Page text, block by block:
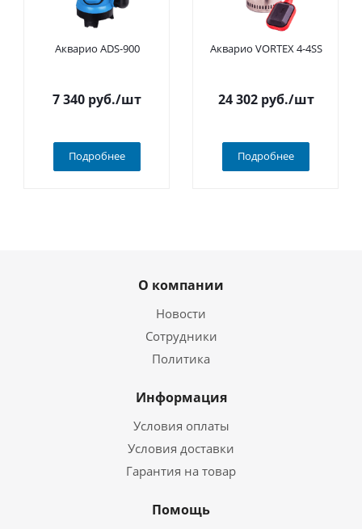
Акварио ADS-900
7 340 руб./шт
Подробнее
Акварио VORTEX 4-4SS
24 302руб./шт
Подробнее
О компании
Новости
Сотрудники
Политика
Информация
Условия оплаты
Условия доставки
Гарантия на товар
Помощь